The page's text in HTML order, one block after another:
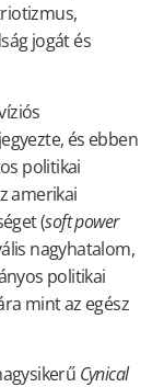
jogát és
és ebben
politikai
amerikai
(soft power
nagyhatalom,
politikai
mint az egész
Cynical